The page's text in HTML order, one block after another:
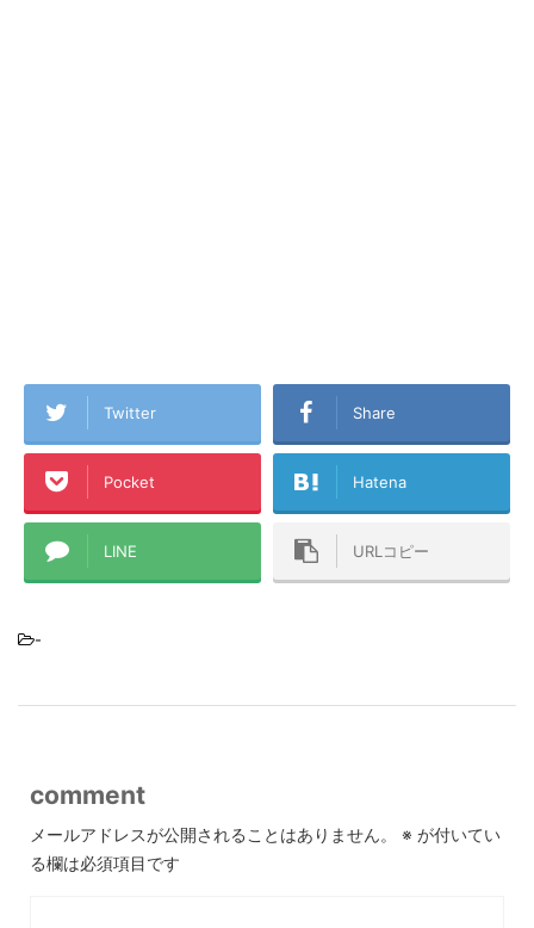
Twitter Share
Pocket Hatena
LINE URLコピー
-
comment
メールアドレスが公開されることはありません。 ※ が付いてい
る欄は必須項目です